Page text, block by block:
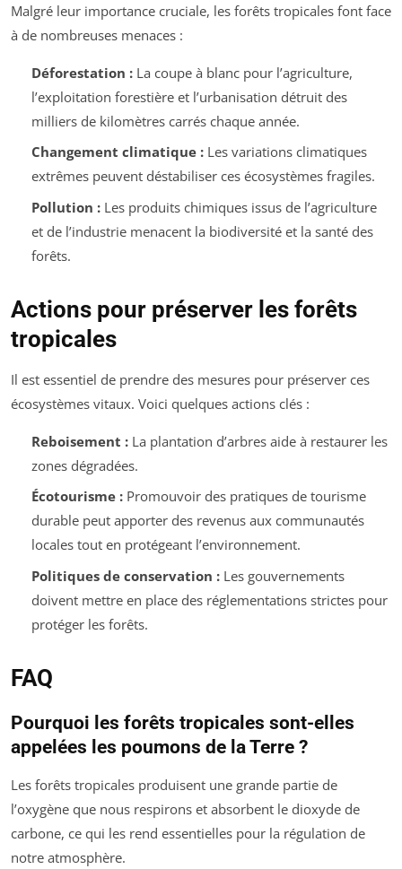
Malgré leur importance cruciale, les forêts tropicales font face
à de nombreuses menaces :
Déforestation :La coupe à blanc pour l’agriculture,
l’exploitation forestière et l’urbanisation détruit des
milliers de kilomètres carrés chaque année.
Changement climatique :Les variations climatiques
extrêmes peuvent déstabiliser ces écosystèmes fragiles.
Pollution :Les produits chimiques issus de l’agriculture
et de l’industrie menacent la biodiversité et la santé des
forêts.
Actions pour préserver les forêts
tropicales
Il est essentiel de prendre des mesures pour préserver ces
écosystèmes vitaux. Voici quelques actions clés :
Reboisement :La plantation d’arbres aide à restaurer les
zones dégradées.
Écotourisme :Promouvoir des pratiques de tourisme
durable peut apporter des revenus aux communautés
locales tout en protégeant l’environnement.
Politiques de conservation :Les gouvernements
doivent mettre en place des réglementations strictes pour
protéger les forêts.
FAQ
Pourquoi les forêts tropicales sont-elles
appelées les poumons de la Terre ?
Les forêts tropicales produisent une grande partie de
l’oxygène que nous respirons et absorbent le dioxyde de
carbone, ce qui les rend essentielles pour la régulation de
notre atmosphère.